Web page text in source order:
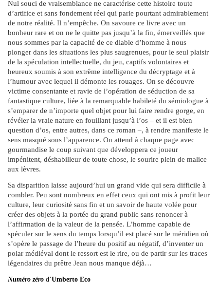
Nul souci de vraisemblance ne caractérise cette histoire toute
d’artifice et sans fondement réel qui parle pourtant admirablement
de notre réalité. Il n’empêche. On savoure ce livre avec un
bonheur rare et on ne le quitte pas jusqu’à la fin, émerveillés que
nous sommes par la capacité de ce diable d’homme à nous
plonger dans les situations les plus saugrenues, pour le seul plaisir
de la spéculation intellectuelle, du jeu, captifs volontaires et
heureux soumis à son extrême intelligence du décryptage et à
l’humour avec lequel il démonte les rouages. On se découvre
victime consentante et ravie de l’opération de séduction de sa
fantastique culture, liée à la remarquable habileté du sémiologue à
s’emparer de n’importe quel objet pour lui faire rendre gorge, en
révéler la vraie nature en fouillant jusqu’à l’os – et il est bien
question d’os, entre autres, dans ce roman –, à rendre manifeste le
sens masqué sous l’apparence. On attend à chaque page avec
gourmandise le coup suivant que développera ce joueur
impénitent, déshabilleur de toute chose, le sourire plein de malice
aux lèvres.
Sa disparition laisse aujourd’hui un grand vide qui sera difficile à
combler. Peu sont nombreux en effet ceux qui ont mis à profit leur
culture, leur curiosité sans fin et un savoir de haute volée pour
créer des objets à la portée du grand public sans renoncer à
l’affirmation de la valeur de la pensée. L’homme capable de
spéculer sur le sens du temps lorsqu’il est placé sur le méridien où
s’opère le passage de l’heure du positif au négatif, d’inventer un
polar médiéval dont le ressort est le rire, ou de partir sur les traces
légendaires du prêtre Jean nous manque déjà…
Numéro zéro d’Umberto Eco